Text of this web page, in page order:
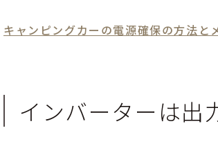
キャンピングカーの電源確保の方法と
インバーターは出